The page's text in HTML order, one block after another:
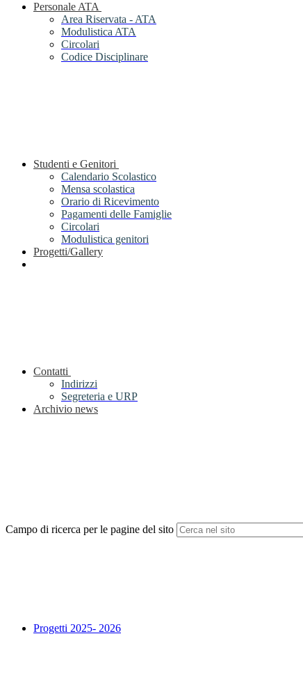
Personale ATA
Area Riservata - ATA
Modulistica ATA
Circolari
Codice Disciplinare
Studenti e Genitori
Calendario Scolastico
Mensa scolastica
Orario di Ricevimento
Pagamenti delle Famiglie
Circolari
Modulistica genitori
Progetti/Gallery
Contatti
Indirizzi
Segreteria e URP
Archivio news
Campo di ricerca per le pagine del sito
Progetti 2025- 2026